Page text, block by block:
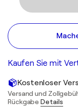
Kaufen Sie mit
Kostenloser
Versand und
RückgabeDetails